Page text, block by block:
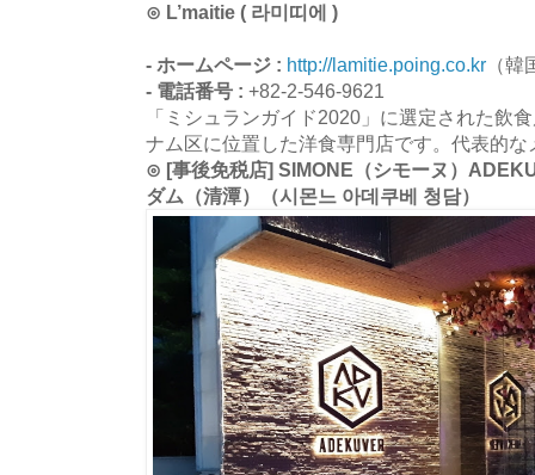
⊙ L’maitie ( 라미띠에 )
- ホームページ : http://lamitie.poing.co.kr （韓
- 電話番号 : +82-2-546-9621
「ミシュランガイド2020」に選定された飲
ナム区に位置した洋食専門店です。代表的
⊙ [事後免税店] SIMONE（シモーヌ）
ダム（清潭）（시몬느 아데쿠베 청담）